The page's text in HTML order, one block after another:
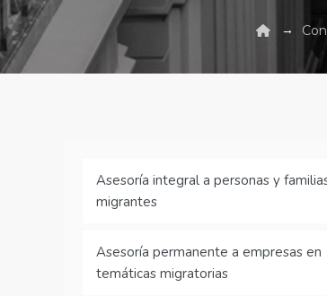
→
Asesoría integral a personas y
migrantes
Asesoría permanente a empresas en
temáticas migratorias